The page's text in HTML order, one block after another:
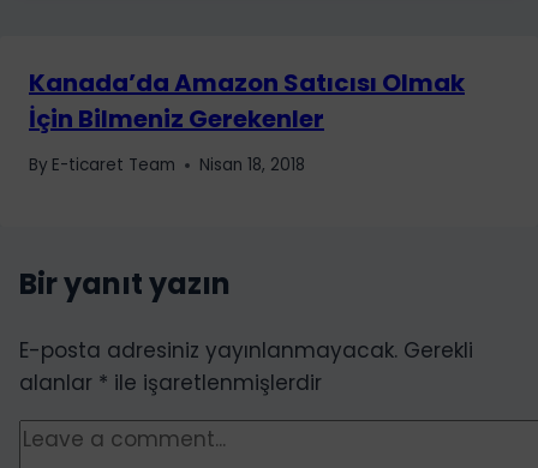
Kanada’da Amazon Satıcısı Olmak
İçin Bilmeniz Gerekenler
By E-ticaret Team Nisan 18, 2018
Bir yanıt yazın
E-posta adresiniz yayınlanmayacak. Gerekli
alanlar * ile işaretlenmişlerdir